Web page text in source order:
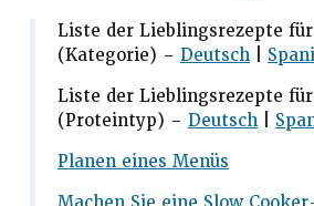
Liste der Lieblingsrezepte
(Kategorie) – Deutsch
Liste der Lieblingsrezepte
(Proteintyp) – Deutsch
Planen eines Menüs